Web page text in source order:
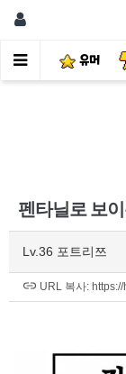
유머
펜타닐로 보
Lv.36 포트리쯔
URL 복사: